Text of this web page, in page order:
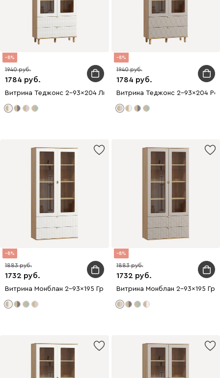
8
1784
1940
Витрина Теджонс 2-93x204 Лист ​Белый
8
1784
1940
Витрина Теджонс 2-93x204
8
1732
1883
Витрина Монблан 2-93x195 Грань Белый
8
1732
1883
Витрина Монблан 2-93x195